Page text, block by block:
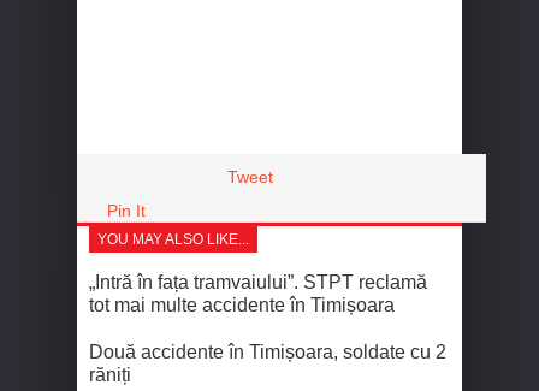
Tweet
Pin It
YOU MAY ALSO LIKE...
„Intră în fața tramvaiului”. STPT reclamă
tot mai multe accidente în Timișoara
Două accidente în Timișoara, soldate cu 2
răniți